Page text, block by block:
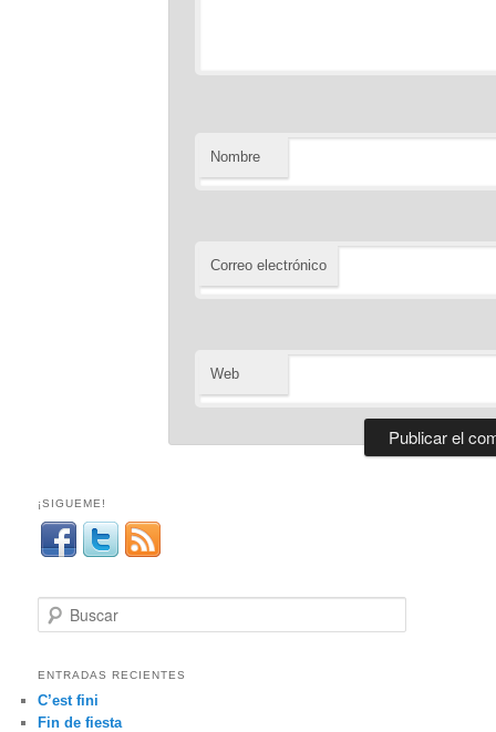
Nombre
Correo electrónico
Web
¡SIGUEME!
u
c
a
r
ENTRADAS RECIENTES
C’est fini
Fin de fiesta